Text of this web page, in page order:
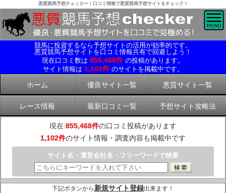
悪質競馬予想チェッカー！口コミ情報で悪質競馬予想サイトをチェック！
競馬に投資するなら予想サイトの活用が効率的です。
悪質競馬予想サイトを口コミ情報共有で回避しよう！
現在口コミ数は 855,468件 の投稿があります。
サイト情報は 1,102件 のサイトを掲載中です。
ホーム 優良サイト一覧 悪質サイト一覧
レース情報 最新口コミ一覧 予想サイト攻略法
現在:855,468件の口コミ投稿があります
1,102件のサイト情報・調査内容も掲載中です
サイト名・運営会社名・フリーワードで検索
下記ボタンから 新規サイト登録出来ます！